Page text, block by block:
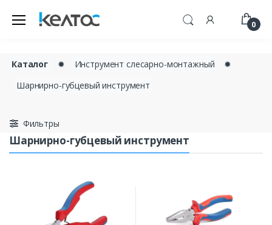
0
Каталог ✹ Инструмент слесарно-монтажный
✹
Шарнирно-губцевый инструмент
Фильтры
Шарнирно-губцевый инструмент